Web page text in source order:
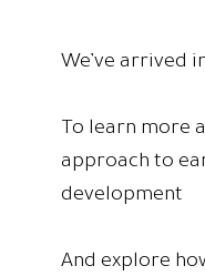
We’ve arrived
To learn more
approach to
development
And explore